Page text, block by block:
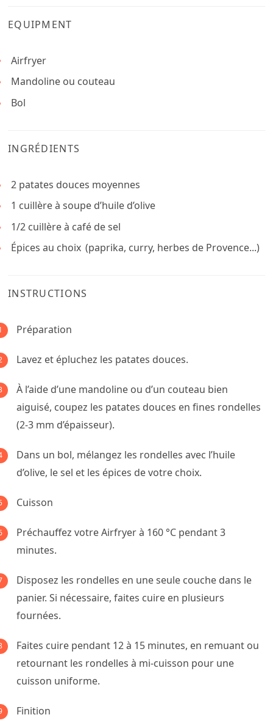
EQUIPMENT
Airfryer
Mandoline ou couteau
Bol
INGRÉDIENTS
2 patates douces moyennes
1 cuillère à soupe d’huile d’olive
1/2 cuillère à café de sel
Épices au choix (paprika, curry, herbes de Provence...)
INSTRUCTIONS
Préparation
Lavez et épluchez les patates douces.
À l’aide d’une mandoline ou d’un couteau bien
aiguisé, coupez les patates douces en fines rondelles
(2-3 mm d’épaisseur).
Dans un bol, mélangez les rondelles avec l’huile
d’olive, le sel et les épices de votre choix.
Cuisson
Préchauffez votre Airfryer à 160 °C pendant 3
minutes.
Disposez les rondelles en une seule couche dans le
panier. Si nécessaire, faites cuire en plusieurs
fournées.
Faites cuire pendant 12 à 15 minutes, en remuant ou
retournant les rondelles à mi-cuisson pour une
cuisson uniforme.
Finition